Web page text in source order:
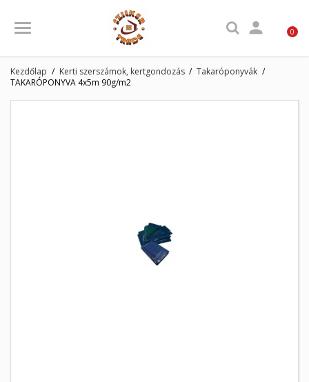
 0
Kezdőlap Kerti szerszámok, kertgondozás
Takaróponyvák
TAKARÓPONYVA 4x5m 90g/m2